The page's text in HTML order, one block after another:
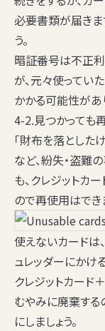
必要書類が届きま
う。
暗証番号は不正
が、元々使ってい
かかる可能性があ
4-2.見つかっても
「財布を落とした
など、紛失・盗難
も、クレジットカ
ので再使用はでき
使えないカードは
ュレッダーにかけ
クレジットカード
むやみに廃棄する
にしましょう。